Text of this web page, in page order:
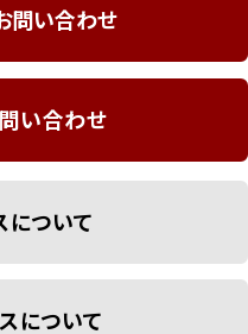
問い合わせ
い合わせ
について
について